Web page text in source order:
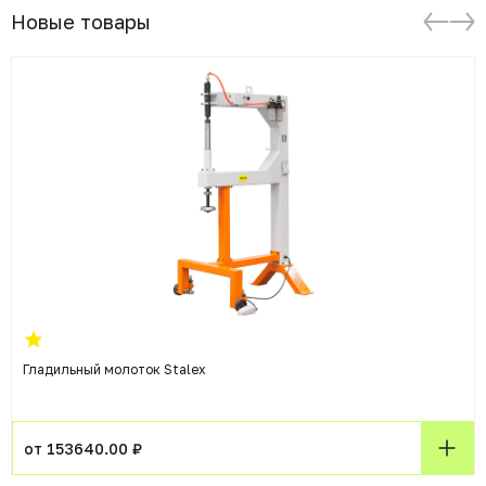
Новые товары
Гладильный молоток Stalex
от 153640.00 ₽